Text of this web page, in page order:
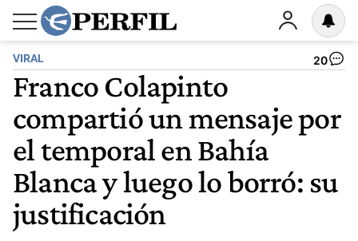
VIRAL 20
Franco Colapinto
compartió un mensaje por
el temporal en Bahía
Blanca y luego lo borró: su
justificación